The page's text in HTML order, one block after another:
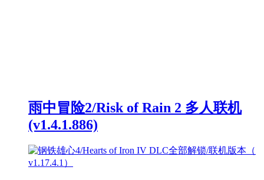
雨中冒险2/Risk of Rain 2 多人联机
(v1.4.1.886)